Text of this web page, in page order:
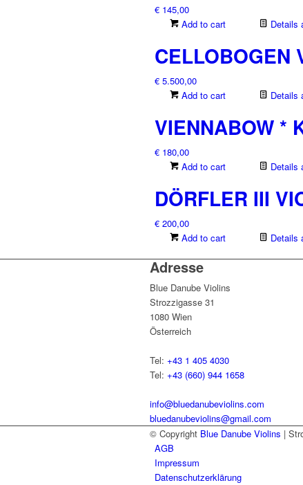
€ 145,00
Add to cart
Details
CELLOBOGEN
€ 5.500,00
Add to cart
Details
VIENNABOW *
€ 180,00
Add to cart
Details
DÖRFLER III
€ 200,00
Add to cart
Details
Adresse
Blue Danube Violins
Strozzigasse 31
1080 Wien
Österreich
Tel: +43 1 405 4030
Tel: +43 (660) 944 1658
info@bluedanubeviolins.com
bluedanubeviolins@gmail.com
© Copyright Blue Danube Violins |
AGB
Impressum
Datenschutzerklärung